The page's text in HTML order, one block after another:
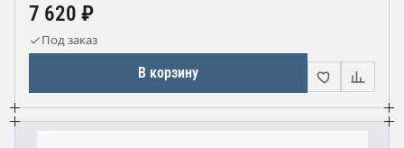
7 620 ₽
Под заказ
В корзину